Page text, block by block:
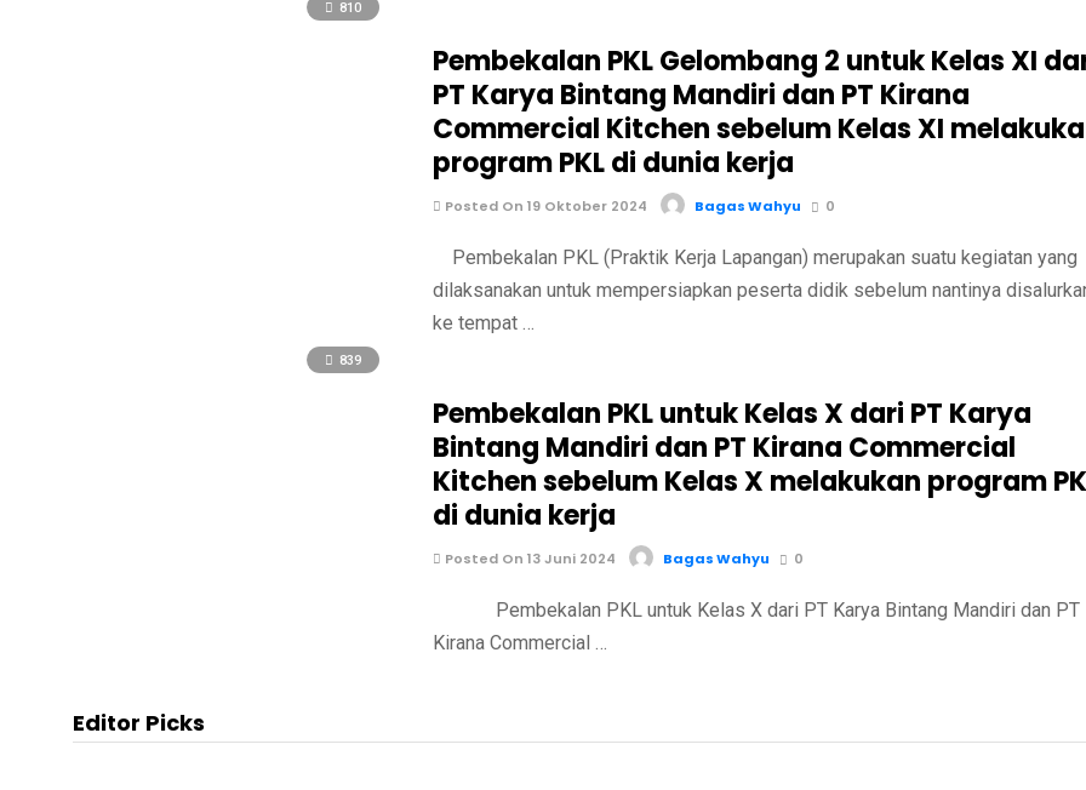
810
Pembekalan PKL Gelombang 2 untuk Kelas XI
PT Karya Bintang Mandiri dan PT Kirana
Commercial Kitchen sebelum Kelas XI
program PKL di dunia kerja
Posted On 19 Oktober 2024 Bagas Wahyu 0
Pembekalan PKL (Praktik Kerja Lapangan) merupakan suatu kegiatan yang
dilaksanakan untuk mempersiapkan peserta didik sebelum nantinya
ke tempat …
839
Pembekalan PKL untuk Kelas X dari PT Karya
Bintang Mandiri dan PT Kirana Commercial
Kitchen sebelum Kelas X melakukan program
di dunia kerja
Posted On 13 Juni 2024 Bagas Wahyu 0
Pembekalan PKL untuk Kelas X dari PT Karya Bintang Mandiri dan PT
Kirana Commercial …
Editor Picks